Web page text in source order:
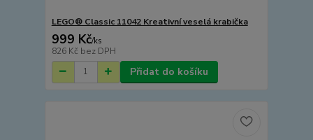
LEGO® Classic 11042 Kreativní veselá krabička
999 Kč/ks
826 Kč bez DPH
Přidat do košíku